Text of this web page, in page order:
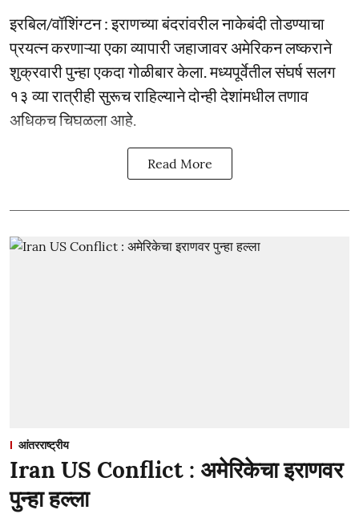
इरबिल/वॉशिंग्टन : इराणच्या बंदरांवरील नाकेबंदी तोडण्याचा
प्रयत्न करणाऱ्या एका व्यापारी जहाजावर अमेरिकन लष्कराने
शुक्रवारी पुन्हा एकदा गोळीबार केला. मध्यपूर्वेतील संघर्ष सलग
१३ व्या रात्रीही सुरूच राहिल्याने दोन्ही देशांमधील तणाव
अधिकच चिघळला आहे.
Read More
आंतरराष्ट्रीय
Iran US Conflict : अमेरिकेचा इराणवर
पुन्हा हल्ला